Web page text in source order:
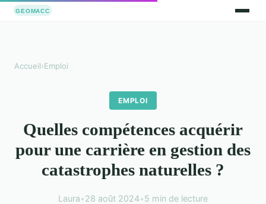
Accueil›Emploi
EMPLOI
Quelles compétences acquérir
pour une carrière en gestion des
catastrophes naturelles ?
Laura•28 août 2024•5 min de lecture